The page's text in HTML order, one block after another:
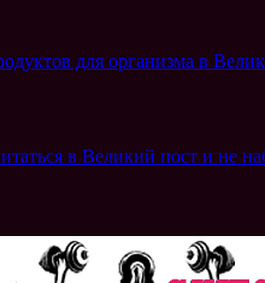
для организма в
в Великий пост и не